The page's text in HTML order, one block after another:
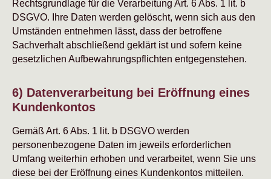
Rechtsgrundlage für die Verarbeitung Art. 6 Abs. 1 lit. b
DSGVO. Ihre Daten werden gelöscht, wenn sich aus den
Umständen entnehmen lässt, dass der betroffene
Sachverhalt abschließend geklärt ist und sofern keine
gesetzlichen Aufbewahrungspflichten entgegenstehen.
6) Datenverarbeitung bei Eröffnung eines
Kundenkontos
Gemäß Art. 6 Abs. 1 lit. b DSGVO werden
personenbezogene Daten im jeweils erforderlichen
Umfang weiterhin erhoben und verarbeitet, wenn Sie uns
diese bei der Eröffnung eines Kundenkontos mitteilen.